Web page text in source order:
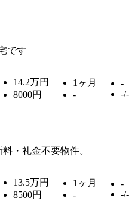
です
14.2万円
8000円
1ヶ月
-
-
-/-
・礼金不要物件。
13.5万円
8500円
1ヶ月
-
-
-/-